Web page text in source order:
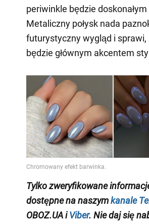
periwinkle będzie
Metaliczny połysk nada
futurystyczny wygląd i sprawi,
będzie głównym akcentem
Tylko zweryfikowane
dostępne na naszymkanale
OBOZ.UA iViber. Nie daj się